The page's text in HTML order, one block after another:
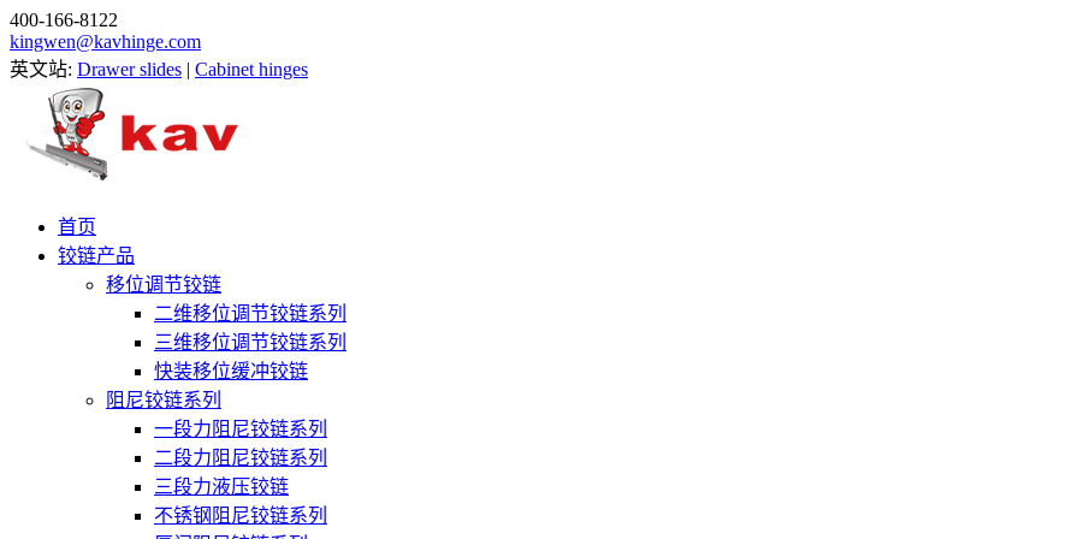
400-166-8122
kingwen@kavhinge.com
英文站: Drawer slides | Cabinet hinges
首页
铰链产品
移位调节铰链
二维移位调节铰链系列
三维移位调节铰链系列
快装移位缓冲铰链
阻尼铰链系列
一段力阻尼铰链系列
二段力阻尼铰链系列
三段力液压铰链
不锈钢阻尼铰链系列